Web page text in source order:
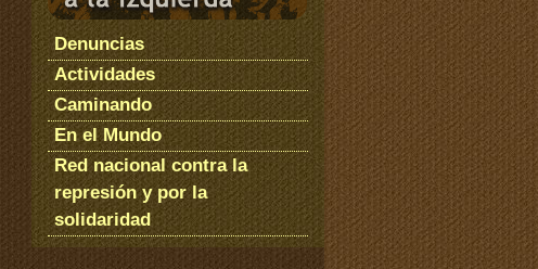
Denuncias
Actividades
Caminando
En el Mundo
Red nacional contra la
represión y por la
solidaridad